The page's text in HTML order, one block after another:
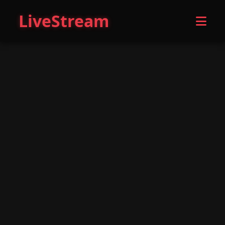
LiveStream